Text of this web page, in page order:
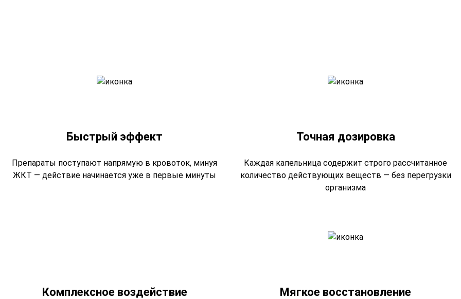
Быстрый эффект
Препараты поступают напрямую в кровоток, минуя
ЖКТ — действие начинается уже в первые минуты
Точная дозировка
Каждая капельница содержит строго рассчитанное
количество действующих веществ — без перегрузки
организма
Комплексное воздействие Мягкое восстановление